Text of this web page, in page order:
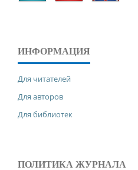
ИНФОРМАЦИЯ
Для читателей
Для авторов
Для библиотек
ПОЛИТИКА ЖУРНАЛА